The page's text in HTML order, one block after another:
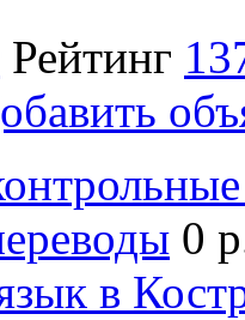
Рейтинг
0
в